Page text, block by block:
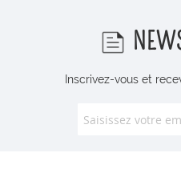
Inscrivez-vous et